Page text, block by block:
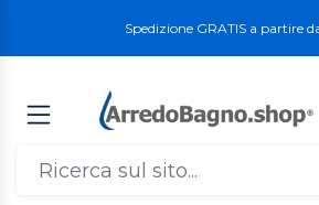
Spedizione GRATIS a partire